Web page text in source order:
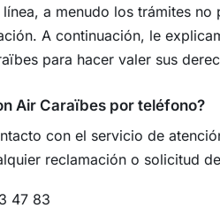
a menudo los trámites no
A continuación, le
para hacer valer sus
Air Caraïbes por teléfono?
con el servicio de
reclamación o solicitud
47 83